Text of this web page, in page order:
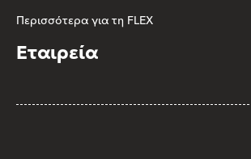
Περισσότερα για τη FLEX
Εταιρεία